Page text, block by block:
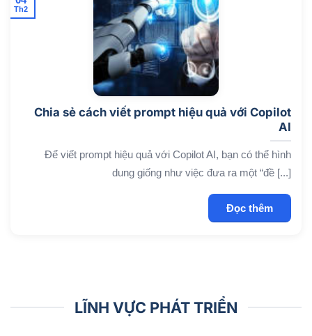
Chia sẻ cách viết prompt hiệu quả với Copilot
AI
Để viết prompt hiệu quả với Copilot AI, bạn có thể hình
dung giống như việc đưa ra một “đề [...]
Đọc thêm
Th2
LĨNH VỰC PHÁT TRIỂN